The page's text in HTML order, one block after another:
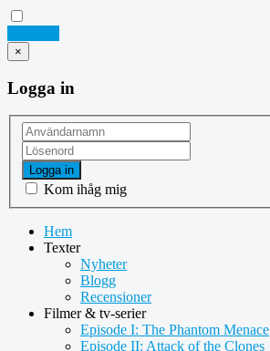
×
Logga in
Logga in
Kom ihåg mig
Hem
Texter
Nyheter
Blogg
Recensioner
Filmer & tv-serier
Episode I: The Phantom Menace
Episode II: Attack of the Clones